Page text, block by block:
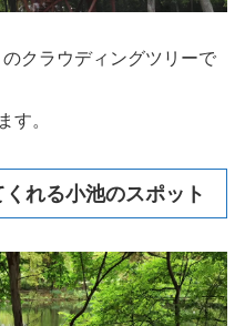
クラウディングツリーで
す。
れる小池のスポット